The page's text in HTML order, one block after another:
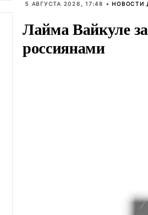
5 АВГУСТА 2026, 17:48 • НОВОСТИ
Лайма Вайкуле
россиянами